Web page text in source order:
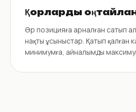
Қорларды
Әр позицияға арналған сатып
нақты ұсыныстар. Қатып қалған
минимумға, айналымды